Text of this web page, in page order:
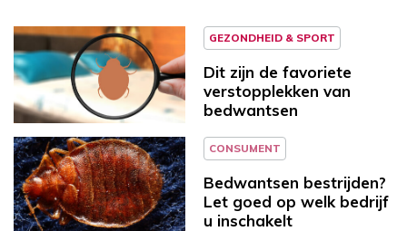
GEZONDHEID & SPORT
Dit zijn de favoriete
verstopplekken van
bedwantsen
CONSUMENT
Bedwantsen bestrijden?
Let goed op welk bedrijf
u inschakelt